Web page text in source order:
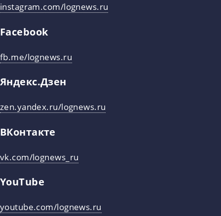
instagram.com/lognews.ru
Facebook
fb.me/lognews.ru
Яндекс.Дзен
zen.yandex.ru/lognews.ru
ВКонтакте
vk.com/lognews_ru
YouTube
youtube.com/lognews.ru